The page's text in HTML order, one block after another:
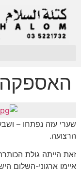
האספקה
שערי עזה נפתחו –
הרצועה.
זאת הייתה גולת
איימו ארגוני-השלום